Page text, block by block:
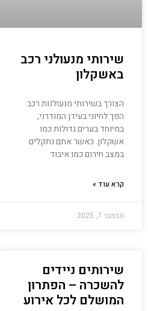
שירותי מנעולני רכב
באשקלון
הצורך בשירותי מנעולנות רכב
הפך לחיוני בעידן המודרני,
במיוחד בערים גדולות כמו
אשקלון. כאשר אתם נתקלים
במצב חירום כמו איבוד
קרא עוד »
נובמבר 7, 2025
שירותים ניידים
להשכרה – הפתרון
המושלם לכל אירוע